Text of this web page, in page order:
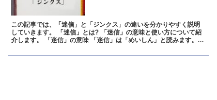
この記事では、「迷信」と「ジンクス」の違いを分かりやすく説明
していきます。 「迷信」とは? 「迷信」の意味と使い方について紹
介します。 「迷信」の意味 「迷信」は「めいしん」と読みます。